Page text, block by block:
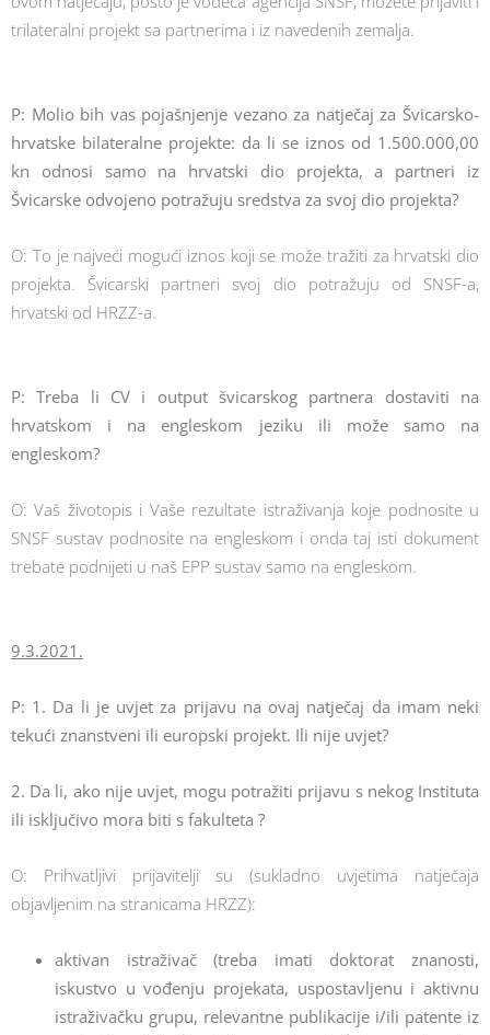
trilateralni projekt sa partnerima i iz navedenih zemalja.
P: Molio bih vas pojašnjenje vezano za natječaj za Švicarsko-
hrvatske bilateralne projekte: da li se iznos od 1.500.000,00
kn odnosi samo na hrvatski dio projekta, a partneri iz
Švicarske odvojeno potražuju sredstva za svoj dio projekta?
O: To je najveći mogući iznos koji se može tražiti za hrvatski dio
projekta. Švicarski partneri svoj dio potražuju od SNSF-a,
hrvatski od HRZZ-a.
P: Treba li CV i output švicarskog partnera dostaviti na
hrvatskom i na engleskom jeziku ili može samo na
engleskom?
O: Vaš životopis i Vaše rezultate istraživanja koje podnosite u
SNSF sustav podnosite na engleskom i onda taj isti dokument
trebate podnijeti u naš EPP sustav samo na engleskom.
9.3.2021.
P: 1. Da li je uvjet za prijavu na ovaj natječaj da imam neki
tekući znanstveni ili europski projekt. Ili nije uvjet?
2. Da li, ako nije uvjet, mogu potražiti prijavu s nekog Instituta
ili isključivo mora biti s fakulteta ?
O: Prihvatljivi prijavitelji su (sukladno uvjetima natječaja
objavljenim na stranicama HRZZ):
aktivan istraživač (treba imati doktorat znanosti,
iskustvo u vođenju projekata, uspostavljenu i aktivnu
istraživačku grupu, relevantne publikacije i/ili patente iz